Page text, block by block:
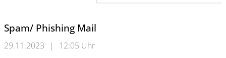
Spam/ Phishing Mail
29.11.2023 |
12:05 Uhr